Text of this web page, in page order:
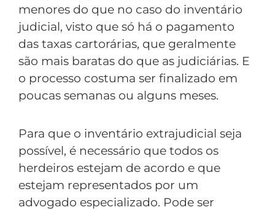
menores do que no caso do inventário
judicial, visto que só há o pagamento
das taxas cartorárias, que geralmente
são mais baratas do que as judiciárias. E
o processo costuma ser finalizado em
poucas semanas ou alguns meses.
Para que o inventário extrajudicial seja
possível, é necessário que todos os
herdeiros estejam de acordo e que
estejam representados por um
advogado especializado. Pode ser